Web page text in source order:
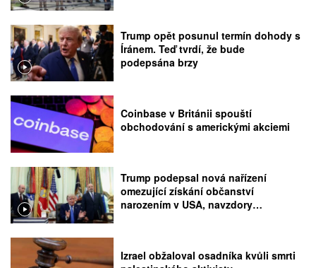
Trump opět posunul termín dohody s
Íránem. Teď tvrdí, že bude
podepsána brzy
Coinbase v Británii spouští
obchodování s americkými akciemi
Trump podepsal nová nařízení
omezující získání občanství
narozením v USA, navzdory
Izrael obžaloval osadníka kvůli smrti